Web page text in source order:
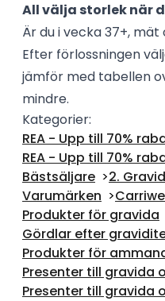
All välja storlek när
Är du i vecka 37+,
Efter förlossningen
jämför med tabellen
mindre.
Kategorier:
REA - Upp till 70%
REA - Upp till 70%
Bästsäljare
2.
Varumärken
Produkter för gravida
Gördlar efter
Produkter för
Presenter till gravida
Presenter till gravida